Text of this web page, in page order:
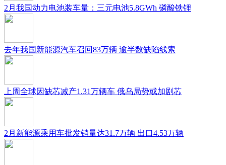
2月我国动力电池装车量：三元电池5.8GWh 磷酸铁锂
去年我国新能源汽车召回83万辆 逾半数缺陷线索
上周全球因缺芯减产1.31万辆车 俄乌局势或加剧芯
2月新能源乘用车批发销量达31.7万辆 出口4.53万辆